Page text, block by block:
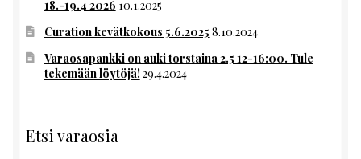
18.-19.4 2026 10.1.2025
Curation kevätkokous 5.6.2025 8.10.2024
Varaosapankki on auki torstaina 2.5 12-16:00. Tule
tekemään löytöjä!29.4.2024
Etsi varaosia